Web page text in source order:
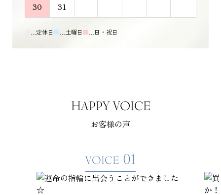
30
31
…定休日 ■…土曜日 ■…日・祝日
HAPPY VOICE
お客様の声
VOICE 01